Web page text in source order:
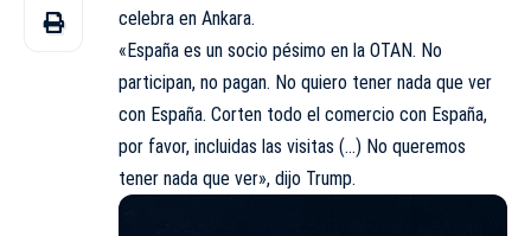
celebra en Ankara.
«España es un socio pésimo en la OTAN. No
participan, no pagan. No quiero tener nada que ver
con España. Corten todo el comercio con España,
por favor, incluidas las visitas (…) No queremos
tener nada que ver», dijo Trump.